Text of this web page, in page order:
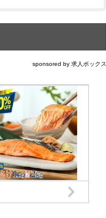
sponsored by 求人ボックス